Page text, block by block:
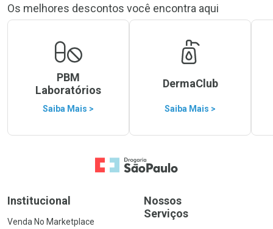
Os melhores descontos você encontra aqui
PBM
Laboratórios
Saiba Mais >
DermaClub
Saiba Mais >
Ir para a Home
Institucional
Venda No Marketplace
Nossos
Serviços